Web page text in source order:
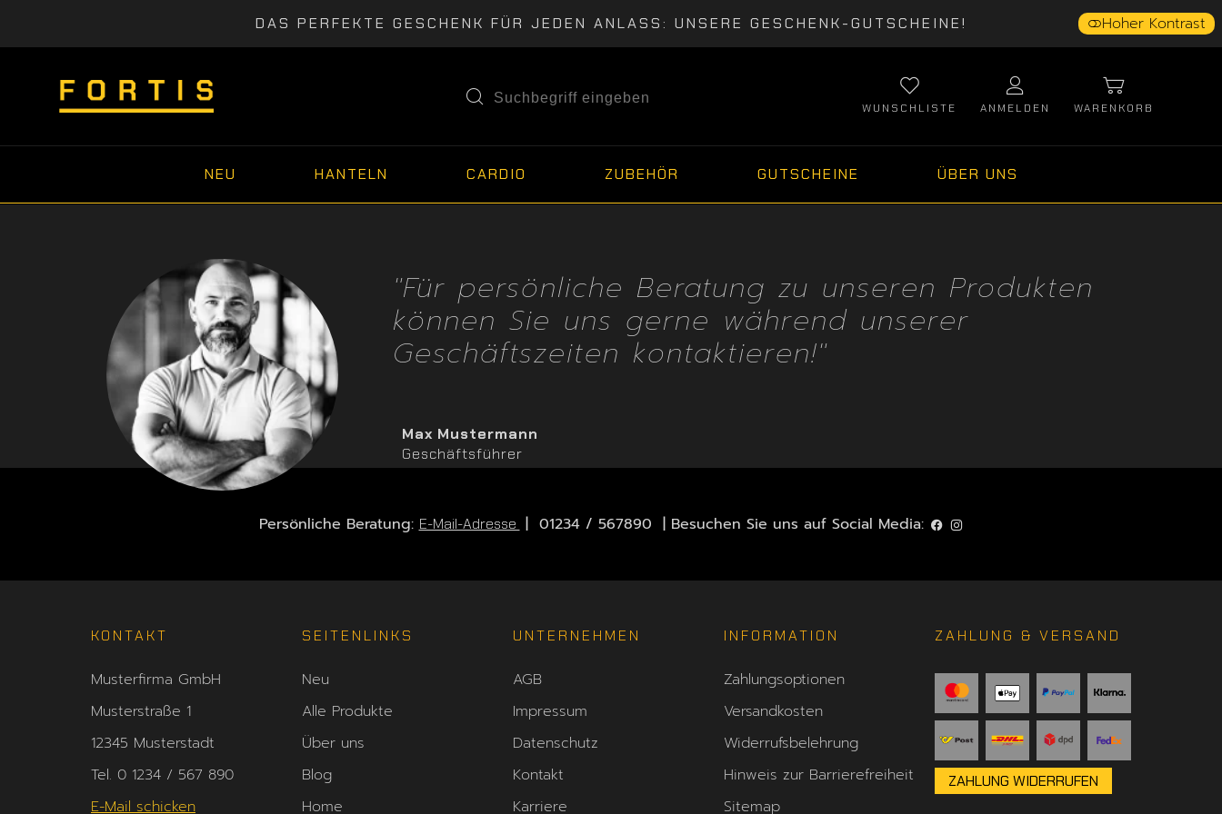
DAS PERFEKTE GESCHENK FÜR JEDEN ANLASS: UNSERE GESCHENK-GUTSCHEINE! Hoher Kontrast
WUNSCHLISTE ANMELDEN WARENKORB
NEU HANTELN CARDIO ZUBEHÖR GUTSCHEINE ÜBER UNS
"Für persönliche Beratung zu unseren Produkten
können Sie uns gerne während unserer
Geschäftszeiten kontaktieren!"
Max Mustermann
Geschäftsführer
Persönliche Beratung:E-Mail-Adresse | 01234 / 567890 | Besuchen Sie uns auf Social Media:
KONTAKT
Musterfirma GmbH
Musterstraße 1
12345 Musterstadt
Tel. 0 1234 / 567 890
E-Mail schicken
SEITENLINKS
Neu
Alle Produkte
Über uns
Blog
Home
UNTERNEHMEN
AGB
Impressum
Datenschutz
Kontakt
Karriere
INFORMATION
Zahlungsoptionen
Versandkosten
Widerrufsbelehrung
Hinweis zur Barrierefreiheit
Sitemap
ZAHLUNG & VERSAND
ZAHLUNG WIDERRUFEN